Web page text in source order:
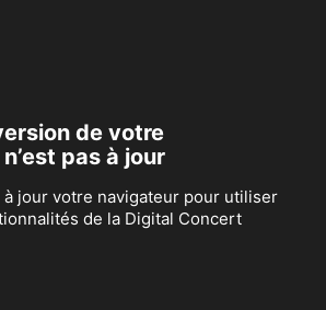
de votre
pas à jour
jour votre navigateur pour utiliser
de la Digital Concert